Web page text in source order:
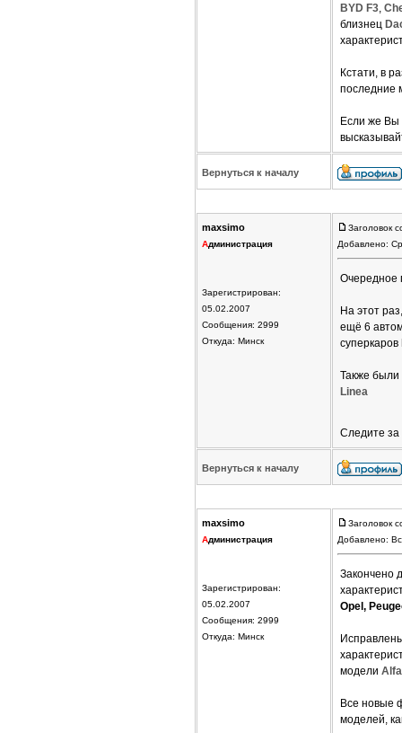
BYD F3,
близнец
Кстати, в
последние
Если же Вы
Вернуться к началу
maxsimo
Администрация
Зарегистрирован:
05.02.2007
Сообщения: 2999
Откуда: Минск
Заголовок
Добавлено:
Очередное
На этот
ещё 6
суперкаров
Также
Linea
Следите
Вернуться к началу
maxsimo
Администрация
Зарегистрирован:
05.02.2007
Сообщения: 2999
Откуда: Минск
Заголовок
Добавлено:
Закончено
Opel,
модели
Все новые
моделей,